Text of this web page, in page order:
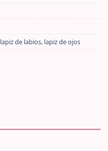
lapiz de labios, lapiz de ojos